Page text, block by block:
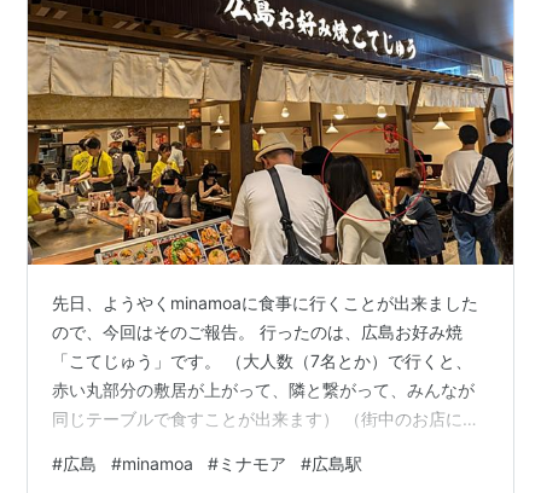
先日、ようやくminamoaに食事に行くことが出来ました
ので、今回はそのご報告。 行ったのは、広島お好み焼
「こてじゅう」です。 （大人数（7名とか）で行くと、
赤い丸部分の敷居が上がって、隣と繋がって、みんなが
同じテーブルで食すことが出来ます） （街中のお店にし
す。これでこの価格は安い。普通の女性なら多分食べき
#広島 #minamoa #ミナモア #広島駅